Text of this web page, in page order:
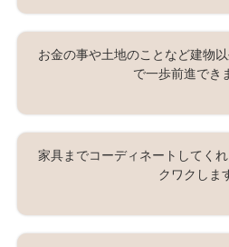
お金の事や土地のことなど建物
で一歩前進でき
家具までコーディネートしてく
クワクしま